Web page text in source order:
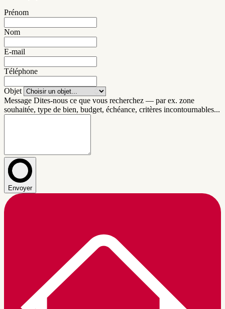
Prénom
Nom
E-mail
Téléphone
Objet
Message Dites-nous ce que vous recherchez — par ex. zone
souhaitée, type de bien, budget, échéance, critères incontournables...
Envoyer